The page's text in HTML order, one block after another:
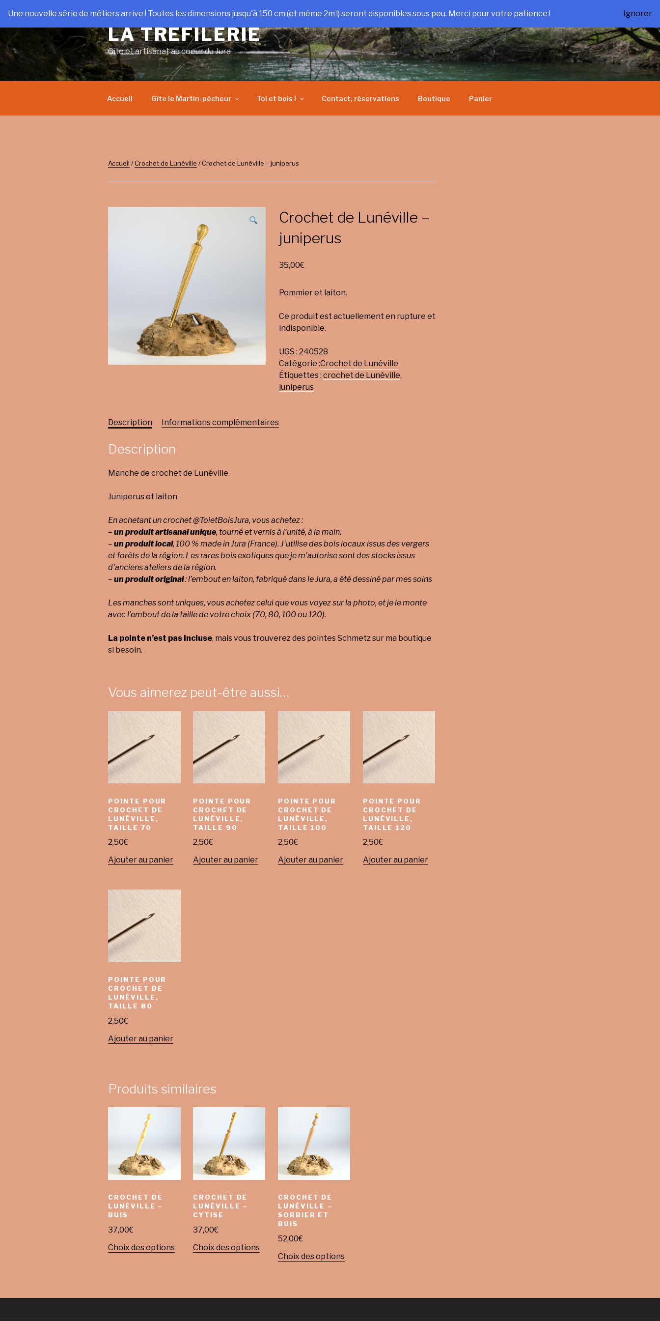
contenu
principal
LA TRÉFILERIE
Gîte et artisanat au coeur du Jura
Accueil Gîte le Martin-pêcheur Toi et bois ! Contact, réservations Boutique Panier
Accueil /Crochet de Lunéville / Crochet de Lunéville – juniperus
Crochet de Lunéville –
juniperus
35,00€
Pommier et laiton.
Ce produit est actuellement en rupture et
indisponible.
UGS : 240528
Catégorie :Crochet de Lunéville
Étiquettes : crochet de Lunéville,
juniperus
Description Informations complémentaires
Description
Manche de crochet de Lunéville.
Juniperus et laiton.
En achetant un crochet @ToietBoisJura, vous achetez :
– un produit artisanal unique, tourné et vernis à l’unité, à la main.
– un produit local, 100 % made in Jura (France). J’utilise des bois locaux issus des vergers
et forêts de la région. Les rares bois exotiques que je m’autorise sont des stocks issus
d’anciens ateliers de la région.
– un produit original: l’embout en laiton, fabriqué dans le Jura, a été dessiné par mes soins
Les manches sont uniques, vous achetez celui que vous voyez sur la photo, et je le monte
avec l’embout de la taille de votre choix (70, 80, 100 ou 120).
La pointe n’est pas incluse, mais vous trouverez des pointes Schmetz sur ma boutique
si besoin.
Vous aimerez peut-être aussi…
POINTE POUR
CROCHET DE
LUNÉVILLE,
TAILLE 70
2,50€
Ajouter au panier
POINTE POUR
CROCHET DE
LUNÉVILLE,
TAILLE 90
2,50€
Ajouter au panier
POINTE POUR
CROCHET DE
LUNÉVILLE,
TAILLE 100
2,50€
Ajouter au panier
POINTE POUR
CROCHET DE
LUNÉVILLE,
TAILLE 120
2,50€
Ajouter au panier
POINTE POUR
CROCHET DE
LUNÉVILLE,
TAILLE 80
2,50€
Ajouter au panier
Produits similaires
CROCHET DE
LUNÉVILLE –
BUIS
37,00€
Choix des options
CROCHET DE
LUNÉVILLE –
CYTISE
37,00€
Choix des options
CROCHET DE
LUNÉVILLE –
SORBIER ET
BUIS
52,00€
Choix des options
Une nouvelle série de métiers arrive ! Toutes les dimensions jusqu'à 150 cm (et même 2m !) seront disponibles sous peu. Merci pour votre patience ! Ignorer